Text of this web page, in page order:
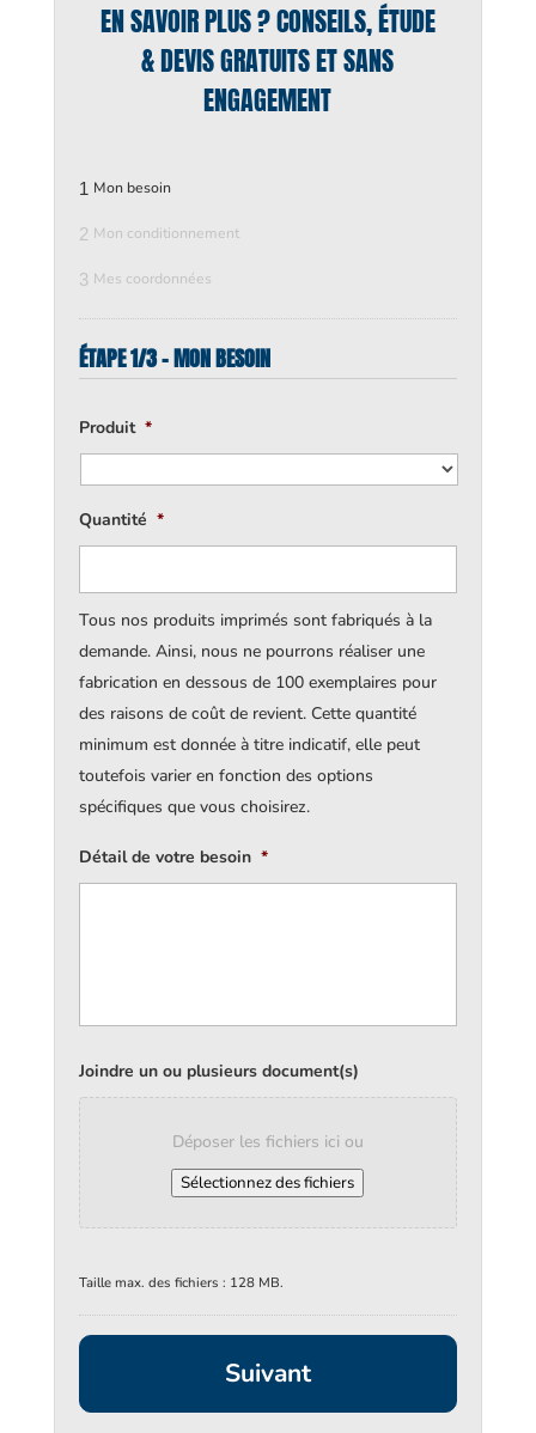
EN SAVOIR PLUS ? CONSEILS, ÉTUDE
& DEVIS GRATUITS ET SANS
ENGAGEMENT
1 Mon besoin
2 Mon conditionnement
3 Mes coordonnées
ÉTAPE 1/3 - MON BESOIN
Produit *
Quantité *
Tous nos produits imprimés sont fabriqués à la
demande. Ainsi, nous ne pourrons réaliser une
fabrication en dessous de 100 exemplaires pour
des raisons de coût de revient. Cette quantité
minimum est donnée à titre indicatif, elle peut
toutefois varier en fonction des options
spécifiques que vous choisirez.
Détail de votre besoin *
Joindre un ou plusieurs document(s)
Déposer les fichiers ici ou
Sélectionnez des fichiers
Taille max. des fichiers : 128 MB.